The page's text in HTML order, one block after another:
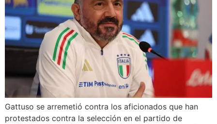
Gattuso se arremetió contra los aficionados que han
protestados contra la selección en el partido de